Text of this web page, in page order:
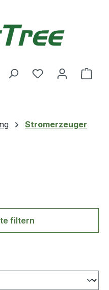
Du hast 0
Stromerzeuger
filtern